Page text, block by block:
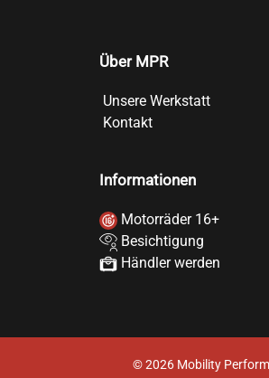
Über MPR
Unsere Werkstatt
Kontakt
Informationen
Motorräder 16+
Besichtigung
Händler werden
©2026 Mobility